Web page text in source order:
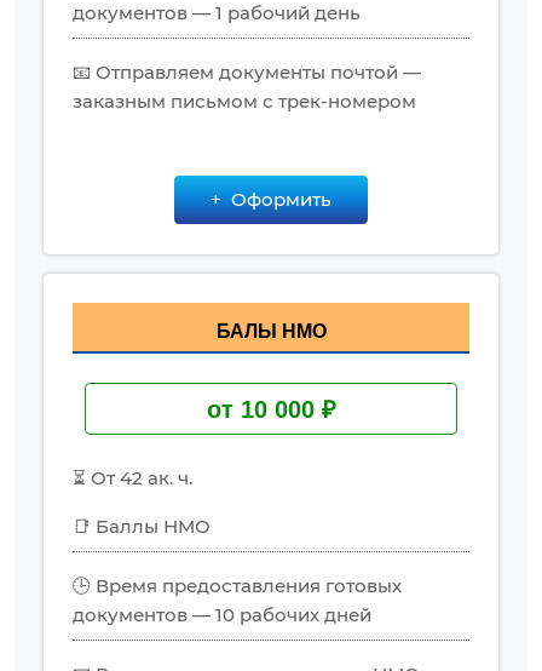
документов — 1 рабочий день
📧 Отправляем документы почтой —
заказным письмом с трек-номером
Оформить
БАЛЫ НМО
от 10 000 ₽
⏳ От 42 ак. ч.
📑 Баллы НМО
🕒 Время предоставления готовых
документов — 10 рабочих дней